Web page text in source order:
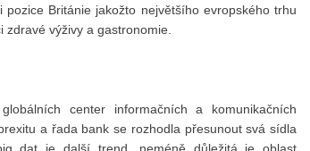
Británie jakožto největšího evropského trhu
výživy a gastronomie.
center informačních a komunikačních
a řada bank se rozhodla přesunout svá sídla